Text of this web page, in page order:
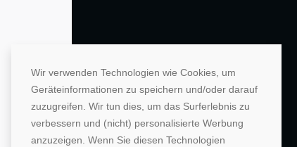
Wir verwenden Technologien wie Cookies, um
Geräteinformationen zu speichern und/oder darauf
zuzugreifen. Wir tun dies, um das Surferlebnis zu
verbessern und (nicht) personalisierte Werbung
anzuzeigen. Wenn Sie diesen Technologien